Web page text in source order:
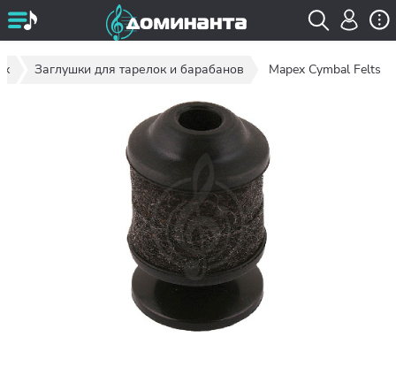
Заглушки для тарелок и барабанов Mapex Cymbal Felts